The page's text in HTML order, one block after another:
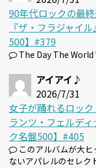
90年代ロックの最
『ザ・フラジャイ
500】#379
The Day The World
アイアイ♪
2026/7/31
女子が踊れるロッ
ランツ・フェルデ
ク名盤500】#405
このアルバムが大
ないアパレルのセレク